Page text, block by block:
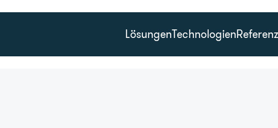
LösungenTechnologien